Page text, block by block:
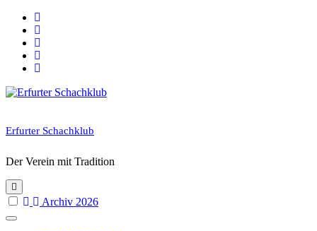
Skip
content
Erfurter Schachklub
Der Verein mit Tradition
Archiv 2026